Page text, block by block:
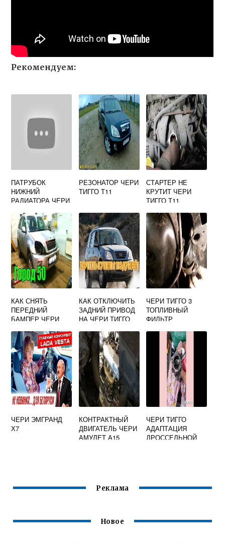
Рекомендуем:
ПАТРУБОК
НИЖНИЙ
РАДИАТОРА ЧЕРИ
РЕЗОНАТОР ЧЕРИ
ТИГГО Т11
СТАРТЕР НЕ
КРУТИТ ЧЕРИ
ТИГГО Т11
КАК СНЯТЬ
ПЕРЕДНИЙ
БАМПЕР ЧЕРИ
КАК ОТКЛЮЧИТЬ
ЗАДНИЙ ПРИВОД
НА ЧЕРИ ТИГГО
ЧЕРИ ТИГГО 3
ТОПЛИВНЫЙ
ФИЛЬТР
ЧЕРИ ЭМГРАНД
Х7
КОНТРАКТНЫЙ
ДВИГАТЕЛЬ ЧЕРИ
АМУЛЕТ А15
ЧЕРИ ТИГГО
АДАПТАЦИЯ
ДРОССЕЛЬНОЙ
Реклама
Новое